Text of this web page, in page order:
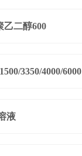
乙二醇600
3350/4000/6000
液